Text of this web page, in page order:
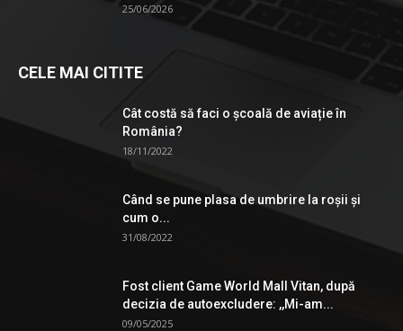
25/06/2026
CELE MAI CITITE
Cât costă să faci o școală de aviație în
România?
18/11/2022
Când se pune plasa de umbrire la roşii şi
cum o...
31/08/2022
Fost client Game World Mall Vitan, după
decizia de autoexcludere: ,,Mi-am...
09/05/2025